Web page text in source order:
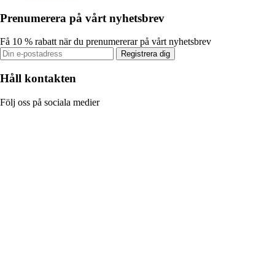
Prenumerera på vårt nyhetsbrev
Få 10 % rabatt när du prenumererar på vårt nyhetsbrev
Registrera dig
Håll kontakten
Följ oss på sociala medier